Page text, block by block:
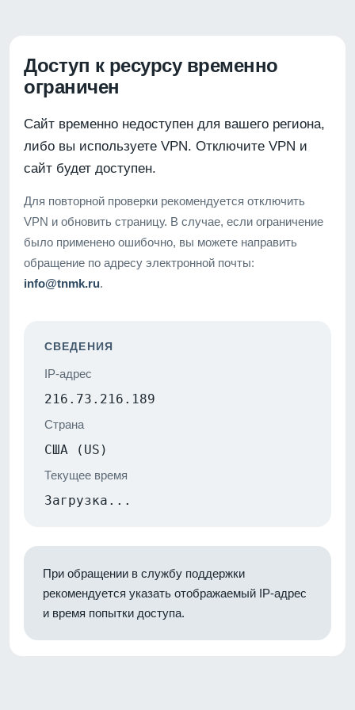
Доступ к ресурсу временно
ограничен
Сайт временно недоступен для вашего региона,
либо вы используете VPN. Отключите VPN и
сайт будет доступен.
Для повторной проверки рекомендуется отключить
VPN и обновить страницу. В случае, если ограничение
было применено ошибочно, вы можете направить
обращение по адресу электронной почты:
info@tnmk.ru.
СВЕДЕНИЯ
IP-адрес
216.73.216.189
Страна
США (US)
Текущее время
Загрузка...
При обращении в службу поддержки
рекомендуется указать отображаемый IP-адрес
и время попытки доступа.